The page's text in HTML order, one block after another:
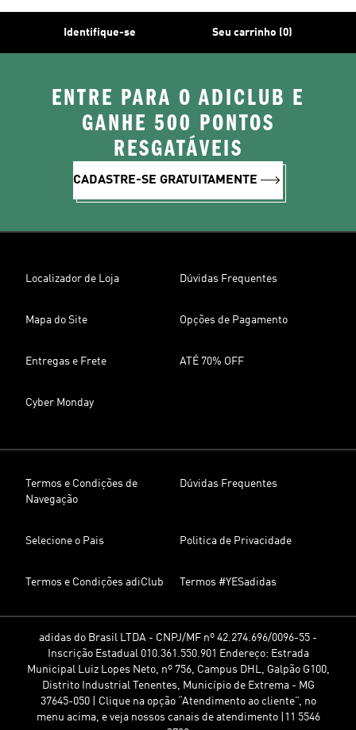
Identifique-se Seu carrinho (0)
ENTRE PARA O ADICLUB E
GANHE 500 PONTOS
RESGATÁVEIS
CADASTRE-SE GRATUITAMENTE
Localizador de Loja Dúvidas Frequentes
Mapa do Site Opções de Pagamento
Entregas e Frete ATÉ 70% OFF
Cyber Monday
Termos e Condições de
Navegação
Dúvidas Frequentes
Selecione o Pais Politica de Privacidade
Termos e Condições adiClub Termos #YESadidas
adidas do Brasil LTDA - CNPJ/MF nº 42.274.696/0096-55 -
Inscrição Estadual 010.361.550.901 Endereço: Estrada
Municipal Luiz Lopes Neto, nº 756, Campus DHL, Galpão G100,
Distrito Industrial Tenentes, Município de Extrema - MG
37645-050 | Clique na opção “Atendimento ao cliente”, no
menu acima, e veja nossos canais de atendimento |11 5546